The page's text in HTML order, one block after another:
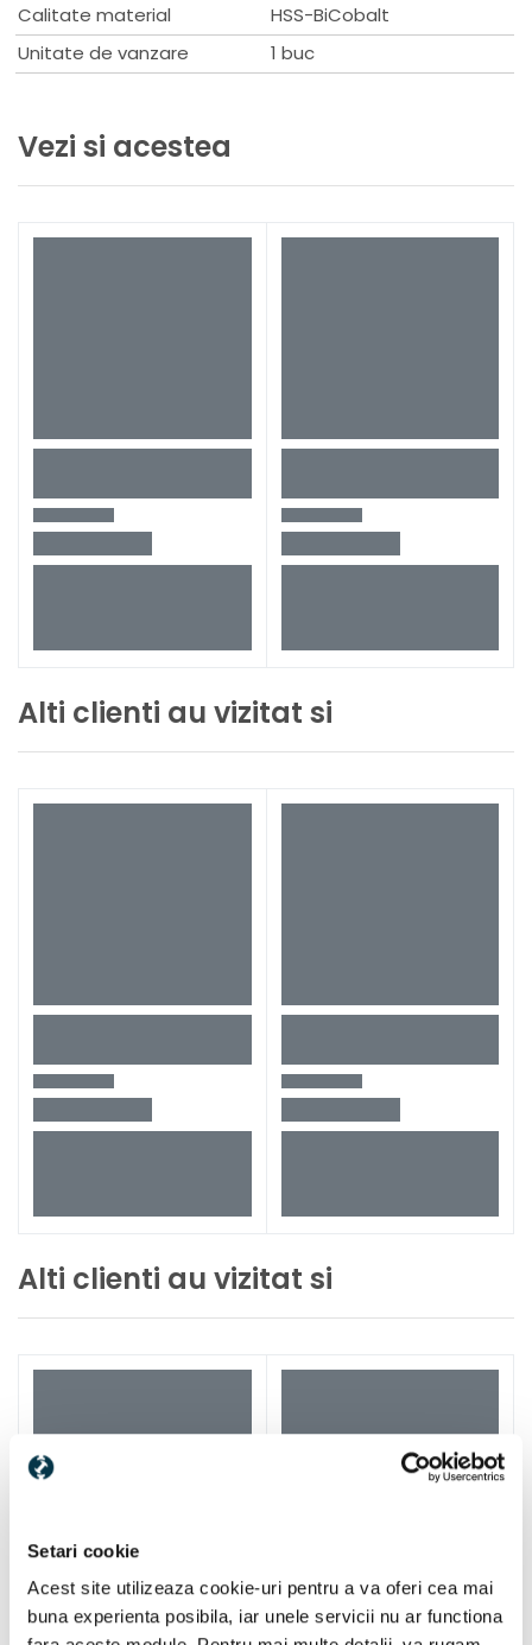
Setari cookie
Acest site utilizeaza cookie-uri pentru a va oferi cea mai
buna experienta posibila, iar unele servicii nu ar functiona
Calitate material
HSS-BiCobalt
Unitate de vanzare
1 buc
Vezi si acestea
Alti clienti au vizitat si
Alti clienti au vizitat si